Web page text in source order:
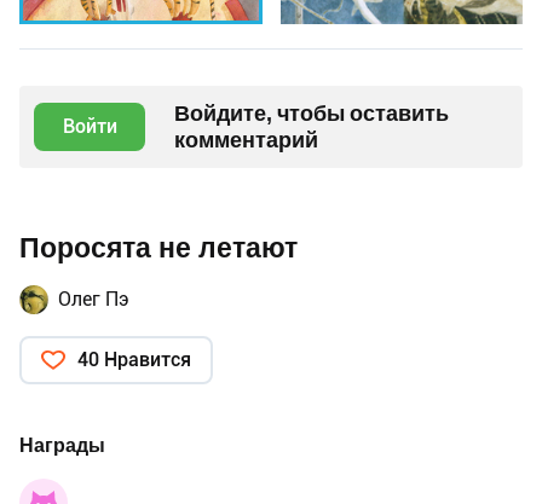
Войти
Войдите, чтобы оставить
комментарий
Поросята не летают
Олег Пэ
40 Нравится
Награды